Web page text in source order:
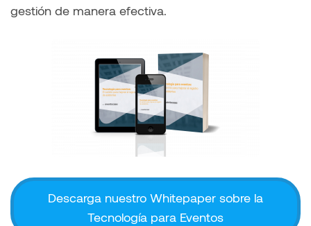
gestión de manera efectiva.
Descarga nuestro Whitepaper sobre la
Tecnología para Eventos